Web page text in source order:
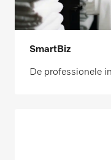
SmartBiz
De professionele